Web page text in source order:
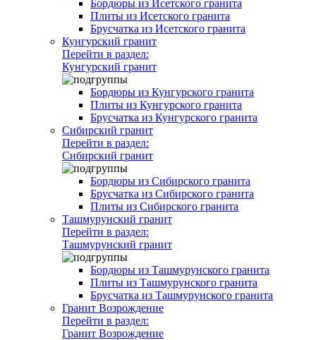
Бордюры из Исетского гранита
Плиты из Исетского гранита
Брусчатка из Исетского гранита
Кунгурский гранит
Перейти в раздел:
Кунгурский гранит
Бордюры из Кунгурского гранита
Плиты из Кунгурского гранита
Брусчатка из Кунгурского гранита
Сибирский гранит
Перейти в раздел:
Сибирский гранит
Бордюры из Сибирского гранита
Брусчатка из Сибирского гранита
Плиты из Сибирского гранита
Ташмурунский гранит
Перейти в раздел:
Ташмурунский гранит
Бордюры из Ташмурунского гранита
Плиты из Ташмурунского гранита
Брусчатка из Ташмурунского гранита
Гранит Возрождение
Перейти в раздел:
Гранит Возрождение